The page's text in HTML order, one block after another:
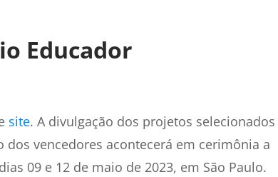
Educador
site. A divulgação dos projetos selecionados
vencedores acontecerá em cerimônia a
09 e 12 de maio de 2023, em São Paulo.